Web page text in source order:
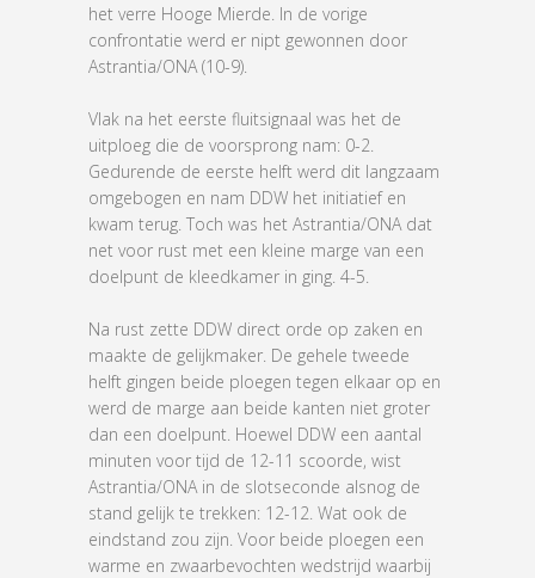
het verre Hooge Mierde. In de vorige
confrontatie werd er nipt gewonnen door
Astrantia/ONA (10-9).
Vlak na het eerste fluitsignaal was het de
uitploeg die de voorsprong nam: 0-2.
Gedurende de eerste helft werd dit langzaam
omgebogen en nam DDW het initiatief en
kwam terug. Toch was het Astrantia/ONA dat
net voor rust met een kleine marge van een
doelpunt de kleedkamer in ging. 4-5.
Na rust zette DDW direct orde op zaken en
maakte de gelijkmaker. De gehele tweede
helft gingen beide ploegen tegen elkaar op en
werd de marge aan beide kanten niet groter
dan een doelpunt. Hoewel DDW een aantal
minuten voor tijd de 12-11 scoorde, wist
Astrantia/ONA in de slotseconde alsnog de
stand gelijk te trekken: 12-12. Wat ook de
eindstand zou zijn. Voor beide ploegen een
warme en zwaarbevochten wedstrijd waarbij